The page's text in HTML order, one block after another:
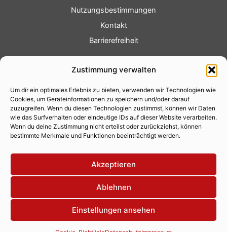
Zustimmung verwalten
Um dir ein optimales Erlebnis zu bieten, verwenden wir Technologien wie
Cookies, um Geräteinformationen zu speichern und/oder darauf
zuzugreifen. Wenn du diesen Technologien zustimmst, können wir Daten
wie das Surfverhalten oder eindeutige IDs auf dieser Website verarbeiten.
Wenn du deine Zustimmung nicht erteilst oder zurückziehst, können
bestimmte Merkmale und Funktionen beeinträchtigt werden.
Akzeptieren
Ablehnen
Einstellungen ansehen
Nutzungsbestimmungen
Kontakt
Barrierefreiheit
Fotoservice
Videoservice
Werbung
Contenterstellung
Lokalnachrichten
Lokalfernsehen